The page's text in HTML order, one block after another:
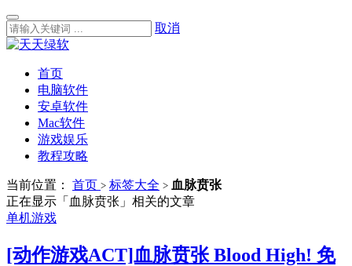
取消
首页
电脑软件
安卓软件
Mac软件
游戏娱乐
教程攻略
当前位置： 首页 > 标签大全 > 血脉贲张
正在显示「血脉贲张」相关的文章
单机游戏
[动作游戏ACT]血脉贲张 Blood High! 免